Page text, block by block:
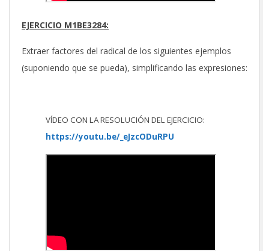
EJERCICIO M1BE3284:
Extraer factores del radical de los siguientes ejemplos
(suponiendo que se pueda), simplificando las expresiones:
VÍDEO CON LA RESOLUCIÓN DEL EJERCICIO:
https://youtu.be/_eJzcODuRPU